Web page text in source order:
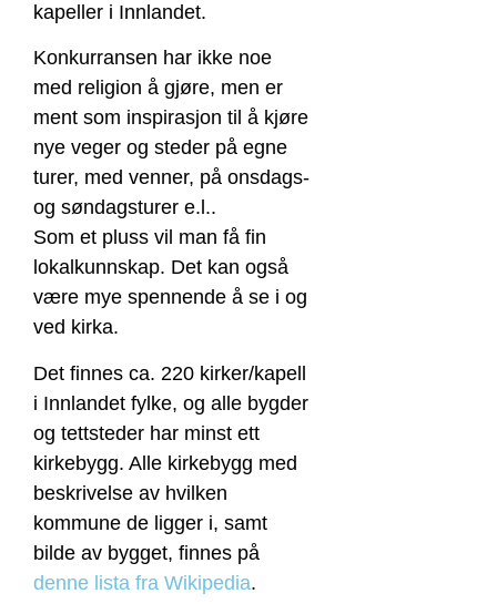
kapeller i Innlandet.
Konkurransen har ikke noe
med religion å gjøre, men er
ment som inspirasjon til å kjøre
nye veger og steder på egne
turer, med venner, på onsdags-
og søndagsturer e.l..
Som et pluss vil man få fin
lokalkunnskap. Det kan også
være mye spennende å se i og
ved kirka.
Det finnes ca. 220 kirker/kapell
i Innlandet fylke, og alle bygder
og tettsteder har minst ett
kirkebygg. Alle kirkebygg med
beskrivelse av hvilken
kommune de ligger i, samt
bilde av bygget, finnes på
denne lista fra Wikipedia.